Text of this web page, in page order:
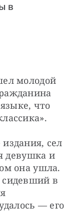
в
молодой
что
сел
девушка и
она ушла.
сидевший в
— его